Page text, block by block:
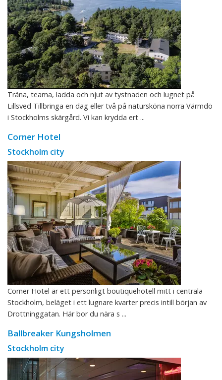
Träna, teama, ladda och njut av tystnaden och lugnet på
Lillsved Tillbringa en dag eller två på natursköna norra Värmdö
i Stockholms skärgård. Vi kan krydda ert ...
Corner Hotel
Stockholm city
Corner Hotel är ett personligt boutiquehotell mitt i centrala
Stockholm, beläget i ett lugnare kvarter precis intill början av
Drottninggatan. Här bor du nära s ...
Ballbreaker Kungsholmen
Stockholm city